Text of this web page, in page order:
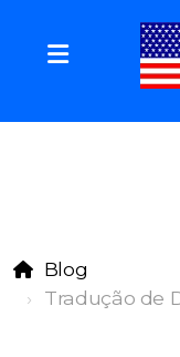
Blog
Tradução de